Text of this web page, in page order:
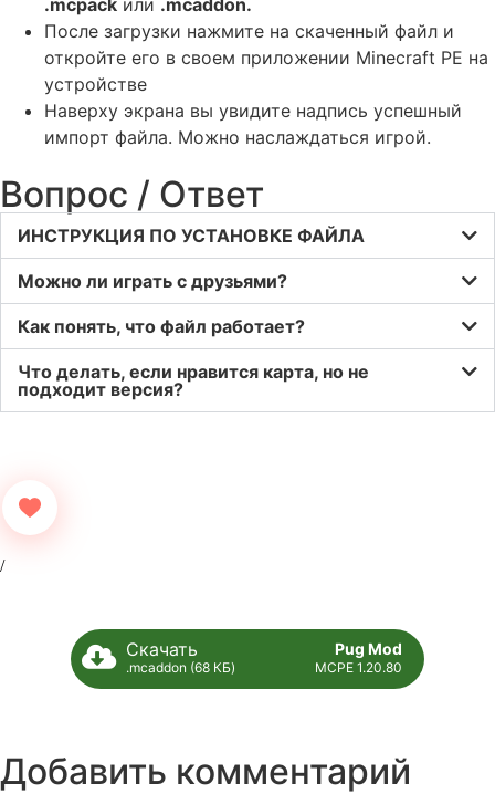
После загрузки нажмите на скаченный файл и
откройте его в своем приложении Minecraft PE на
устройстве
Наверху экрана вы увидите надпись успешный
импорт файла. Можно наслаждаться игрой.
Вопрос / Ответ
ИНСТРУКЦИЯ ПО УСТАНОВКЕ ФАЙЛА
Можно ли играть с друзьями?
Как понять, что файл работает?
Что делать, если нравится карта, но не
подходит версия?
Скачать
.mcaddon (68 КБ)
Pug Mod
MCPE 1.20.80
Добавить комментарий